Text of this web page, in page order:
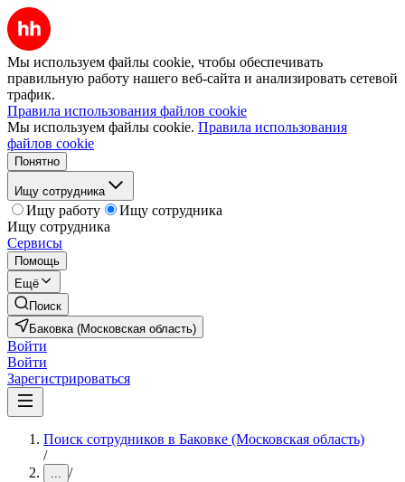
Мы используем файлы cookie, чтобы обеспечивать
правильную работу нашего веб-сайта и анализировать сетевой
трафик.
Правила использования файлов cookie
Мы используем файлы cookie. Правила использования
файлов cookie
Понятно
Ищу сотрудника
Ищу работу
Ищу сотрудника
Ищу сотрудника
Сервисы
Помощь
Ещё
Поиск
Баковка (Московская область)
Войти
Войти
Зарегистрироваться
Поиск сотрудников в Баковке (Московская область)
/
... /